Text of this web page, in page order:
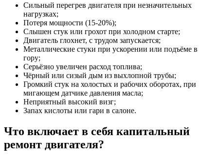
Сильный перегрев двигателя при незначительных
нагрузках;
Потеря мощности (15-20%);
Слышен стук или грохот при холодном старте;
Двигатель глохнет, с трудом запускается;
Металлические стуки при ускорении или подъёме в
гору;
Серьёзно увеличен расход топлива;
Чёрный или сизый дым из выхлопной трубы;
Громкий стук на холостых и рабочих оборотах, при
мигающем датчике давления масла;
Неприятный высокий визг;
Запах кислоты или гари в салоне.
Что включает в себя капитальный
ремонт двигателя?